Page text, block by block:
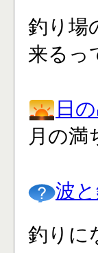
釣り場
来るっ
日
月の満
波
釣りに